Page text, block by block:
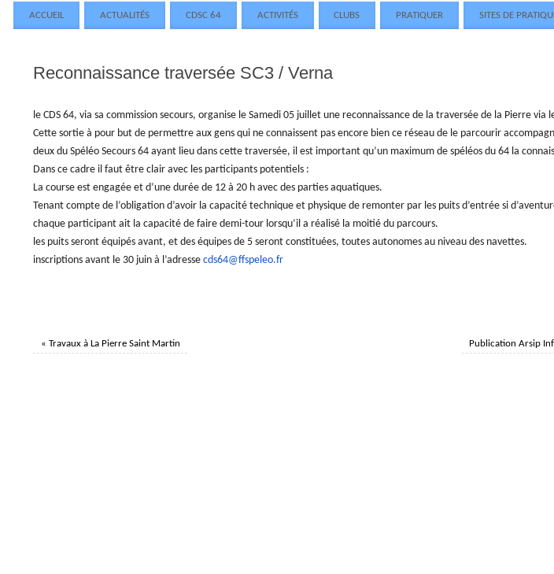
ACCUEIL ACTUALITÉS CDSC 64 ACTIVITÉS CLUBS PRATIQUER SITES DE
Reconnaissance traversée SC3 / Verna
le CDS 64, via sa commission secours, organise le Samedi 05 juillet une reconnaissance de la traversée de la Pierre via
Cette sortie à pour but de permettre aux gens qui ne connaissent pas encore bien ce réseau de le parcourir
deux du Spéléo Secours 64 ayant lieu dans cette traversée, il est important qu’un maximum de spéléos du 64 la
Dans ce cadre il faut être clair avec les participants potentiels :
La course est engagée et d’une durée de 12 à 20 h avec des parties aquatiques.
Tenant compte de l’obligation d’avoir la capacité technique et physique de remonter par les puits d’entrée si
chaque participant ait la capacité de faire demi-tour lorsqu’il a réalisé la moitié du parcours.
les puits seront équipés avant, et des équipes de 5 seront constituées, toutes autonomes au niveau des navettes.
inscriptions avant le 30 juin à l’adresse cds64@ffspeleo.fr
« Travaux à La Pierre Saint Martin Publication Arsip